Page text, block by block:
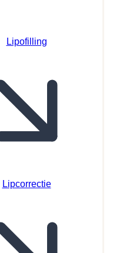
Lipofilling
Lipcorrectie